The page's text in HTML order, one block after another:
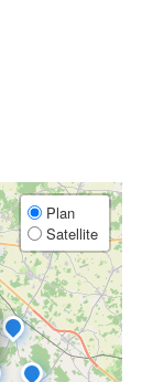
Plan
Satellite